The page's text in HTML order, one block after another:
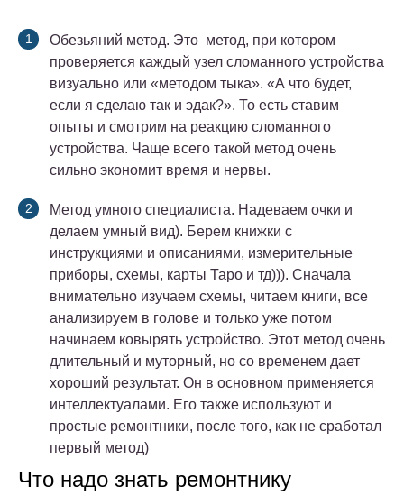
Обезьяний метод. Это метод, при котором
проверяется каждый узел сломанного устройства
визуально или «методом тыка». «А что будет,
если я сделаю так и эдак?». То есть ставим
опыты и смотрим на реакцию сломанного
устройства. Чаще всего такой метод очень
сильно экономит время и нервы.
Метод умного специалиста. Надеваем очки и
делаем умный вид). Берем книжки с
инструкциями и описаниями, измерительные
приборы, схемы, карты Таро и тд))). Сначала
внимательно изучаем схемы, читаем книги, все
анализируем в голове и только уже потом
начинаем ковырять устройство. Этот метод очень
длительный и муторный, но со временем дает
хороший результат. Он в основном применяется
интеллектуалами. Его также используют и
простые ремонтники, после того, как не сработал
первый метод)
Что надо знать ремонтнику